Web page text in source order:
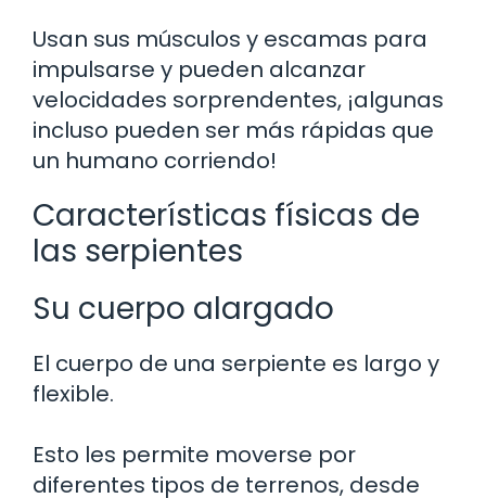
Usan sus músculos y escamas para
impulsarse y pueden alcanzar
velocidades sorprendentes, ¡algunas
incluso pueden ser más rápidas que
un humano corriendo!
Características físicas de
las serpientes
Su cuerpo alargado
El cuerpo de una serpiente es largo y
flexible.
Esto les permite moverse por
diferentes tipos de terrenos, desde